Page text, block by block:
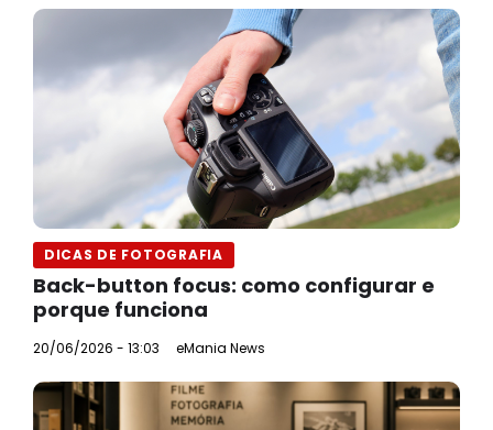
DICAS DE FOTOGRAFIA
Back-button focus: como configurar e
porque funciona
20/06/2026 - 13:03 eMania News